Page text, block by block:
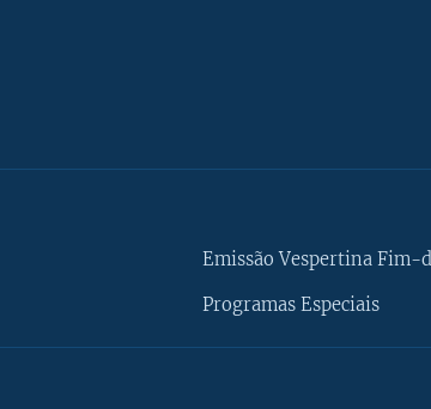
Emissão Vespertina Fim-
Programas Especiais